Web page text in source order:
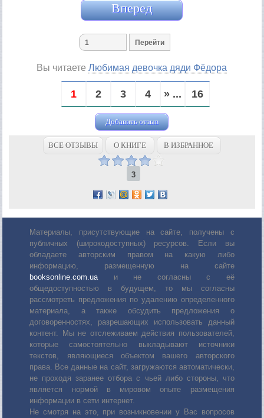
Вперед
Вы читаетеЛюбимая девочка дяди Фёдора
1 2 3 4 » ... 16
Добавить отзыв
ВСЕ ОТЗЫВЫ О КНИГЕ В ИЗБРАННОЕ
3
Материалы, присутствующие на сайте, получены с
публичных (широкодоступных) ресурсов. Если вы
обладаете авторским правом на какую либо
информацию, размещенную на сайте
booksonline.com.uaи не согласны с её
общедоступностью в будущем, то мы согласны
рассмотреть предложения по удалению определенного
материала, а также обсудить предложения о
договоренностях, разрешающих использовать данный
контент. Мы не отслеживаем действия пользователей,
которые самостоятельно выкладывают источники
текстов, являющиеся объектом вашего авторского
права. Все данные на сайт, загружаются автоматически,
не проходя заранее отбора с чьей либо стороны, что
является нормой в мировом опыте размещения
информации в сети интернет.
Не смотря на это, при возникновении у Вас вопросов